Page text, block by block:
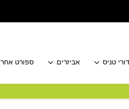
טניס אביזרים ספורט אחר